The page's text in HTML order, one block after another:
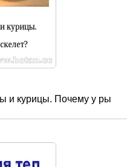
и курицы. Почему у ры